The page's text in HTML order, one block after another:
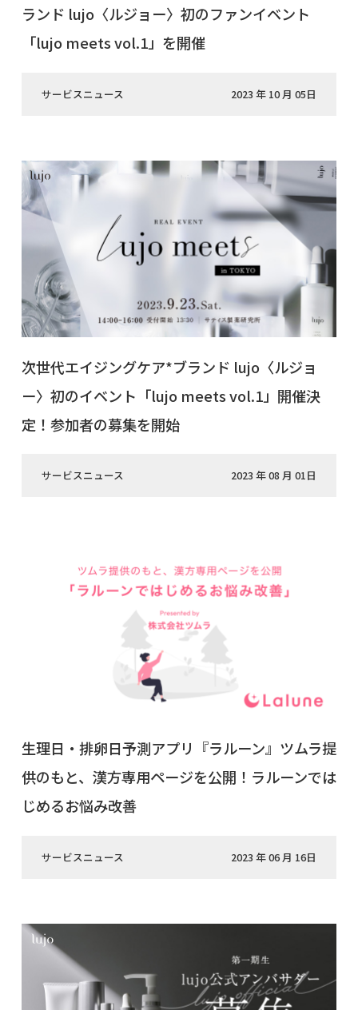
ランド lujo〈ルジョー〉初のファンイベント
「lujo meets vol.1」を開催
サービスニュース 2023 年 10 月 05日
次世代エイジングケア*ブランド lujo〈ルジョ
ー〉初のイベント「lujo meets vol.1」開催決
定！参加者の募集を開始
サービスニュース 2023 年 08 月 01日
生理日・排卵日予測アプリ『ラルーン』ツムラ提
供のもと、漢方専用ページを公開！ラルーンでは
じめるお悩み改善
サービスニュース 2023 年 06 月 16日